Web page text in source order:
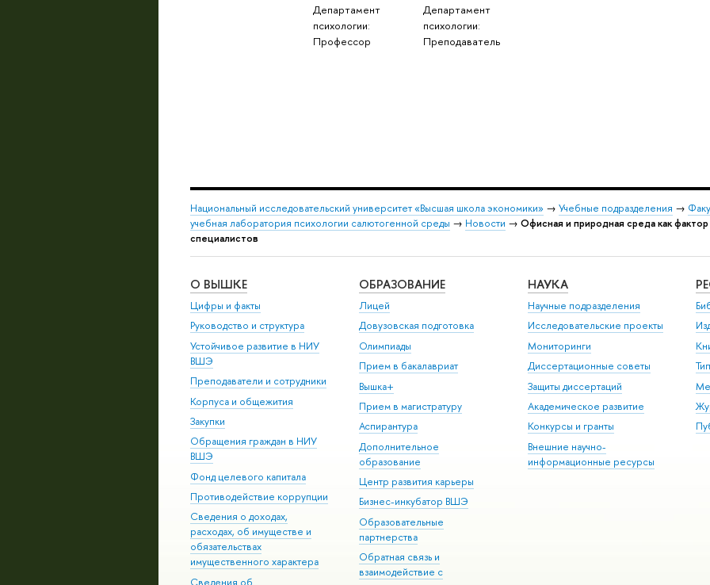
Департамент
психологии:
Профессор
Департамент
психологии:
Преподаватель
Национальный исследовательский университет «Высшая школа экономики» → Учебные подразделения →
учебная лаборатория психологии салютогенной среды → Новости → Офисная и природная среда как
специалистов
О ВЫШКЕ
Цифры и факты
Руководство и структура
Устойчивое развитие в НИУ
ВШЭ
Преподаватели и сотрудники
Корпуса и общежития
Закупки
Обращения граждан в НИУ
ВШЭ
Фонд целевого капитала
Противодействие коррупции
Сведения о доходах,
расходах, об имуществе и
обязательствах
имущественного характера
Сведения об
ОБРАЗОВАНИЕ
Лицей
Довузовская подготовка
Олимпиады
Прием в бакалавриат
Вышка+
Прием в магистратуру
Аспирантура
Дополнительное
образование
Центр развития карьеры
Бизнес-инкубатор ВШЭ
Образовательные
партнерства
Обратная связь и
взаимодействие с
НАУКА
Научные подразделения
Исследовательские проекты
Мониторинги
Диссертационные советы
Защиты диссертаций
Академическое развитие
Конкурсы и гранты
Внешние научно-
информационные ресурсы